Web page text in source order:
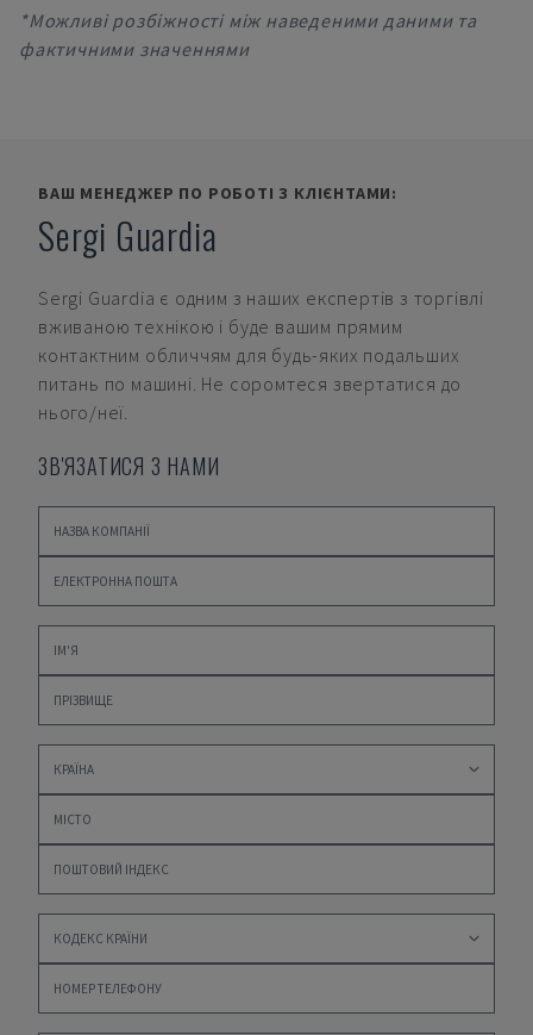
*Можливі розбіжності між наведеними даними та
фактичними значеннями
ВАШ МЕНЕДЖЕР ПО РОБОТІ З КЛІЄНТАМИ:
Sergi Guardia
Sergi Guardia є одним з наших експертів з торгівлі
вживаною технікою і буде вашим прямим
контактним обличчям для будь-яких подальших
питань по машині. Не соромтеся звертатися до
нього/неї.
ЗВ'ЯЗАТИСЯ З НАМИ